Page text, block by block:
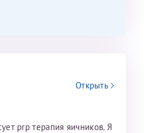
Открыть
prp терапия яичников. Я